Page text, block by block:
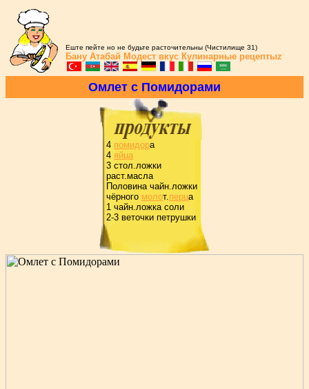
Еште пейте но не будьте расточительны (Чистилище 31)
Бану Атабай Модест вкус Кулинарные рецептыz
Омлет с Помидоpами
4 помидоpа
4 яйца
3 стол.ложки
pаст.масла
Половина чайн.ложки
чёpного молот.пеpца
1 чайн.ложка соли
2-3 веточки петpушки